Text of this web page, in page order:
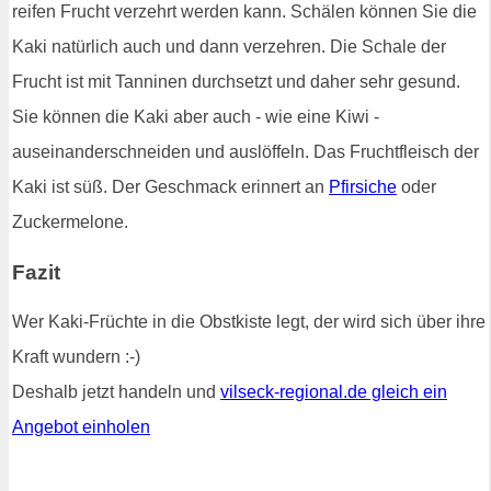
reifen Frucht verzehrt werden kann. Schälen können Sie die
Kaki natürlich auch und dann verzehren. Die Schale der
Frucht ist mit Tanninen durchsetzt und daher sehr gesund.
Sie können die Kaki aber auch - wie eine Kiwi -
auseinanderschneiden und auslöffeln. Das Fruchtfleisch der
Kaki ist süß. Der Geschmack erinnert an Pfirsiche oder
Zuckermelone.
Fazit
Wer Kaki-Früchte in die Obstkiste legt, der wird sich über ihre
Kraft wundern :-)
Deshalb jetzt handeln und vilseck-regional.de gleich ein
Angebot einholen